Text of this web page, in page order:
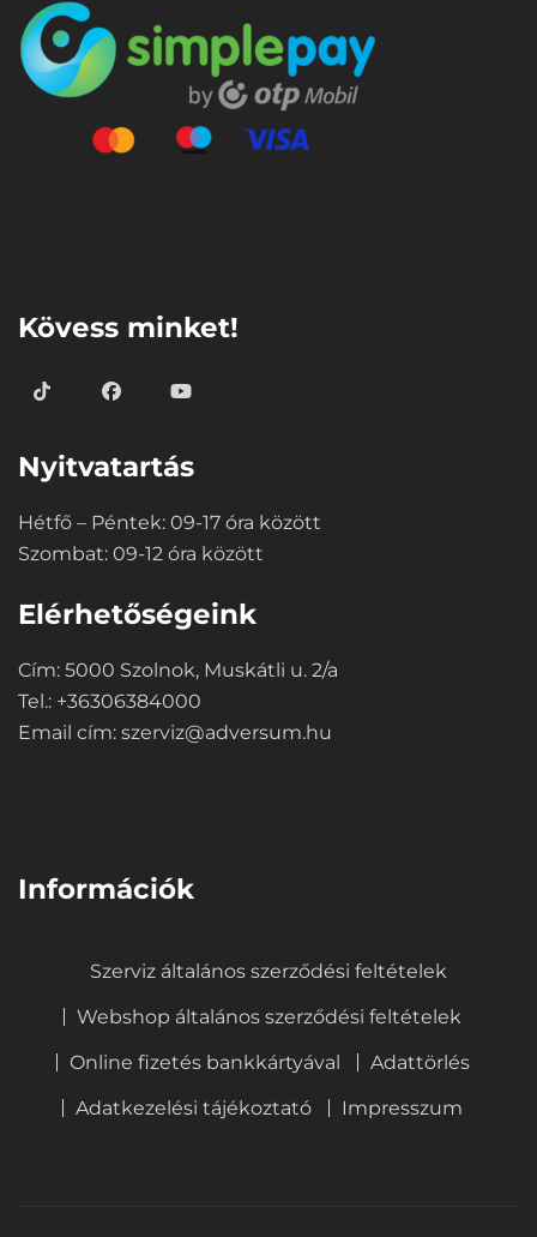
Kövess minket!
Nyitvatartás
Hétfő – Péntek: 09-17 óra között
Szombat: 09-12 óra között
Elérhetőségeink
Cím: 5000 Szolnok, Muskátli u. 2/a
Tel.: +36306384000
Email cím: szerviz@adversum.hu
Információk
Szerviz általános szerződési feltételek
Webshop általános szerződési feltételek
Online fizetés bankkártyával
Adattörlés
Adatkezelési tájékoztató
Impresszum